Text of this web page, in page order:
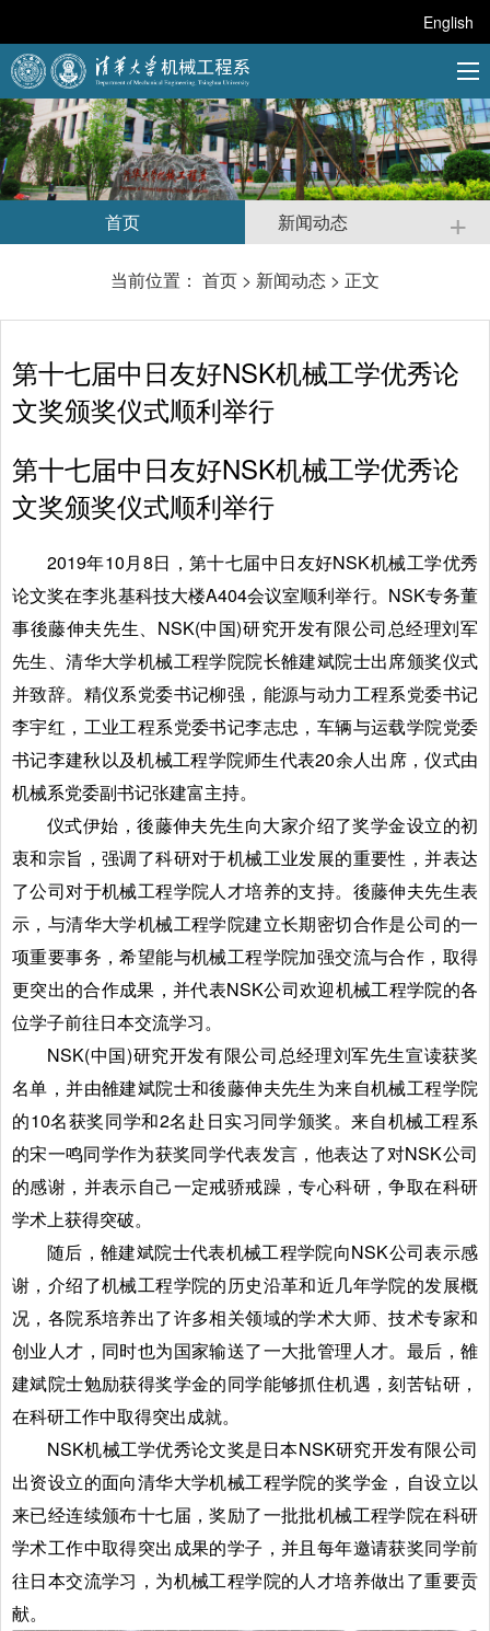
English
首页 新闻动态 +
当前位置： 首页 > 新闻动态 > 正文
第十七届中日友好NSK机械工学优秀论
文奖颁奖仪式顺利举行
第十七届中日友好NSK机械工学优秀论
文奖颁奖仪式顺利举行
2019年10月8日，第十七届中日友好NSK机械工学优秀
论文奖在李兆基科技大楼A404会议室顺利举行。NSK专务董
事後藤伸夫先生、NSK(中国)研究开发有限公司总经理刘军
先生、清华大学机械工程学院院长雒建斌院士出席颁奖仪式
并致辞。精仪系党委书记柳强，能源与动力工程系党委书记
李宇红，工业工程系党委书记李志忠，车辆与运载学院党委
书记李建秋以及机械工程学院师生代表20余人出席，仪式由
机械系党委副书记张建富主持。
仪式伊始，後藤伸夫先生向大家介绍了奖学金设立的初
衷和宗旨，强调了科研对于机械工业发展的重要性，并表达
了公司对于机械工程学院人才培养的支持。後藤伸夫先生表
示，与清华大学机械工程学院建立长期密切合作是公司的一
项重要事务，希望能与机械工程学院加强交流与合作，取得
更突出的合作成果，并代表NSK公司欢迎机械工程学院的各
位学子前往日本交流学习。
NSK(中国)研究开发有限公司总经理刘军先生宣读获奖
名单，并由雒建斌院士和後藤伸夫先生为来自机械工程学院
的10名获奖同学和2名赴日实习同学颁奖。来自机械工程系
的宋一鸣同学作为获奖同学代表发言，他表达了对NSK公司
的感谢，并表示自己一定戒骄戒躁，专心科研，争取在科研
学术上获得突破。
随后，雒建斌院士代表机械工程学院向NSK公司表示感
谢，介绍了机械工程学院的历史沿革和近几年学院的发展概
况，各院系培养出了许多相关领域的学术大师、技术专家和
创业人才，同时也为国家输送了一大批管理人才。最后，雒
建斌院士勉励获得奖学金的同学能够抓住机遇，刻苦钻研，
在科研工作中取得突出成就。
NSK机械工学优秀论文奖是日本NSK研究开发有限公司
出资设立的面向清华大学机械工程学院的奖学金，自设立以
来已经连续颁布十七届，奖励了一批批机械工程学院在科研
学术工作中取得突出成果的学子，并且每年邀请获奖同学前
往日本交流学习，为机械工程学院的人才培养做出了重要贡
献。